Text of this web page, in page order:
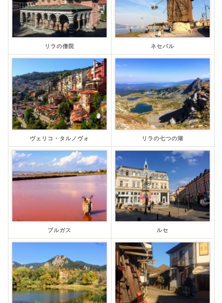
リラの僧院 ネセバル
ヴェリコ・タルノヴォ リラの七つの湖
ブルガス ルセ